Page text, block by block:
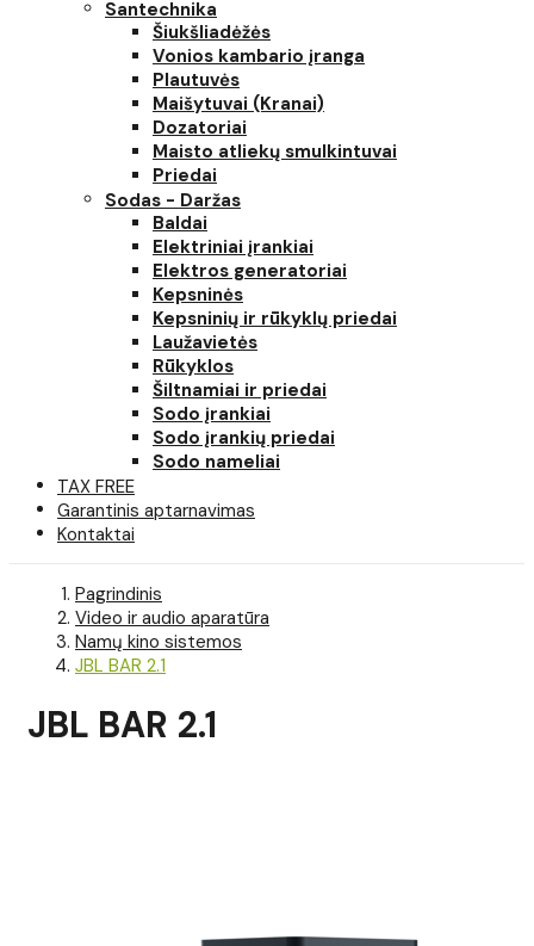
Santechnika
Šiukšliadėžės
Vonios kambario įranga
Plautuvės
Maišytuvai (Kranai)
Dozatoriai
Maisto atliekų smulkintuvai
Priedai
Sodas - Daržas
Baldai
Elektriniai įrankiai
Elektros generatoriai
Kepsninės
Kepsninių ir rūkyklų priedai
Laužavietės
Rūkyklos
Šiltnamiai ir priedai
Sodo įrankiai
Sodo įrankių priedai
Sodo nameliai
TAX FREE
Garantinis aptarnavimas
Kontaktai
Pagrindinis
Video ir audio aparatūra
Namų kino sistemos
JBL BAR 2.1
JBL BAR 2.1